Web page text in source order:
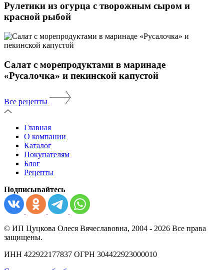
Рулетики из огурца с творожным сыром и
красной рыбой
Салат с морепродуктами в маринаде
«Русалочка» и пекинской капустой
Все рецепты
Главная
О компании
Каталог
Покупателям
Блог
Рецепты
Подписывайтесь
© ИП Цуцкова Олеся Вячеславовна, 2004 - 2026 Все права
защищены.
ИНН 422922177837 ОГРН 304422923000010